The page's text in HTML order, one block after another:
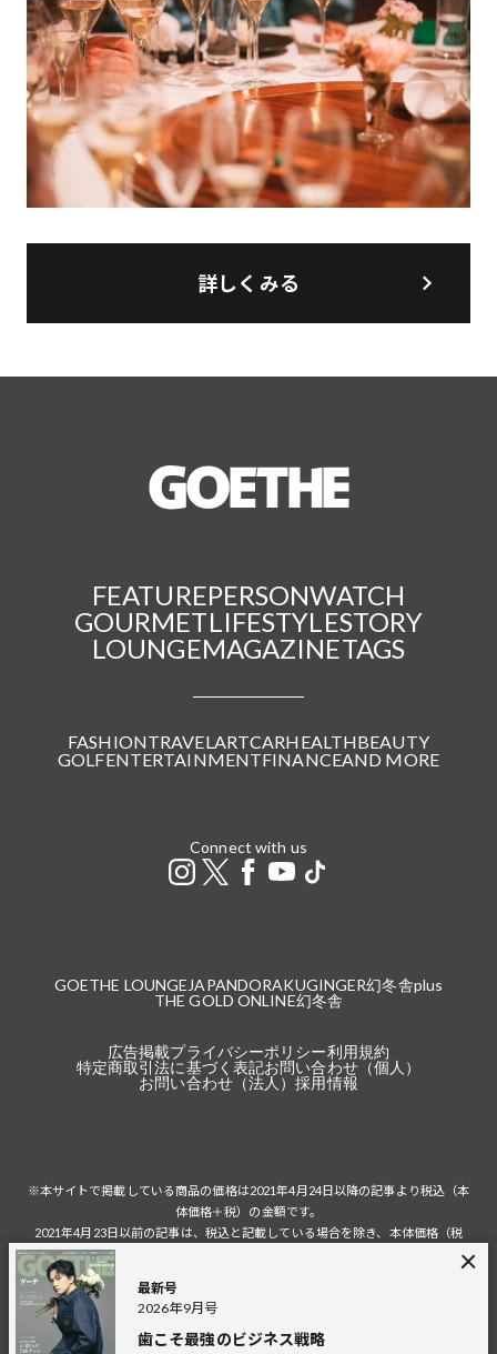
詳しくみる
最新号
2026年9月号
歯こそ最強のビジネス戦略
FEATUREPERSONWATCH
GOURMETLIFESTYLESTORY
LOUNGEMAGAZINETAGS
FASHIONTRAVELARTCARHEALTHBEAUTY
GOLFENTERTAINMENTFINANCEAND MORE
Connect with us
GOETHE LOUNGE JAPANDORAKUGINGER幻冬舎plus
THE GOLD ONLINE幻冬舎
広告掲載プライバシーポリシー利用規約
特定商取引法に基づく表記お問い合わせ（個人）
お問い合わせ（法人）採用情報
※本サイトで掲載している商品の価格は2021年4月24日以降の記事より税込（本
体価格＋税）の金額です。
2021年4月23日以前の記事は、税込と記載している場合を除き、本体価格（税
税込の場合の税額は掲載当時の税率に準じます。